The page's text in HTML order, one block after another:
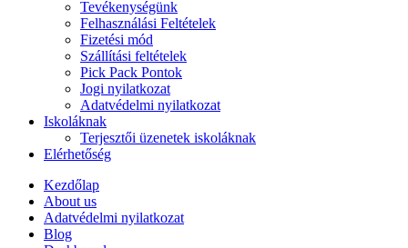
Tevékenységünk
Felhasználási Feltételek
Fizetési mód
Szállítási feltételek
Pick Pack Pontok
Jogi nyilatkozat
Adatvédelmi nyilatkozat
Iskoláknak
Terjesztői üzenetek iskoláknak
Elérhetőség
Kezdőlap
About us
Adatvédelmi nyilatkozat
Blog